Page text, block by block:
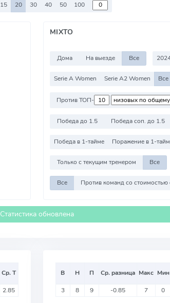
15 20 30 40 50 100
MIXTO
Дома На выезде Все
Serie A Women Serie A2 Women Все
Против ТОП-
Победа до 1.5 Победа соп. до 1.5
Победа в 1-тайме Поражение в 1-
Только с текущим тренером Все
Все
Статистика обновлена
Ср. Т
2.85
В Н П Ср. разница Макс Мин
3 8 9 -0.85 7 0